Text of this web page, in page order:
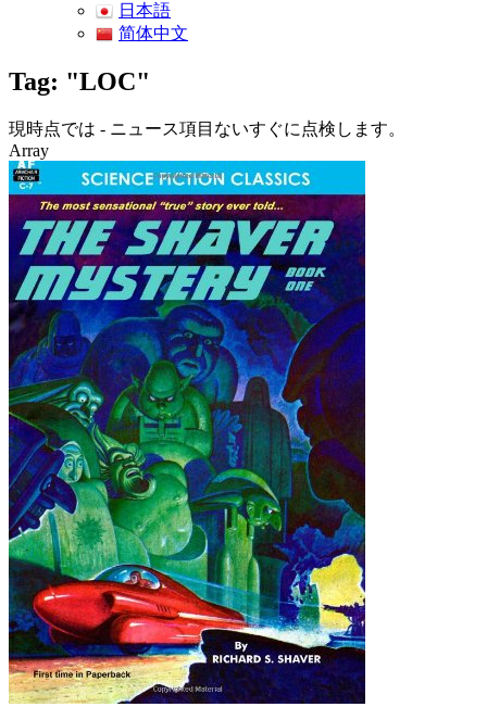
日本語
简体中文
Tag: "LOC"
現時点では - ニュース項目ないすぐに点検します。
Array